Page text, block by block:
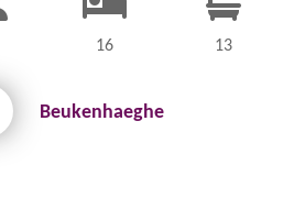
16 13
Beukenhaeghe